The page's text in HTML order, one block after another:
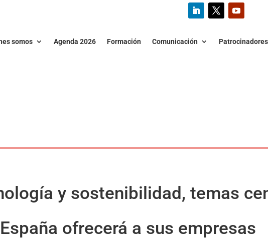
somos Agenda 2026 Formación Comunicación Patrocinadores
y sostenibilidad, temas
ofrecerá a sus empresas